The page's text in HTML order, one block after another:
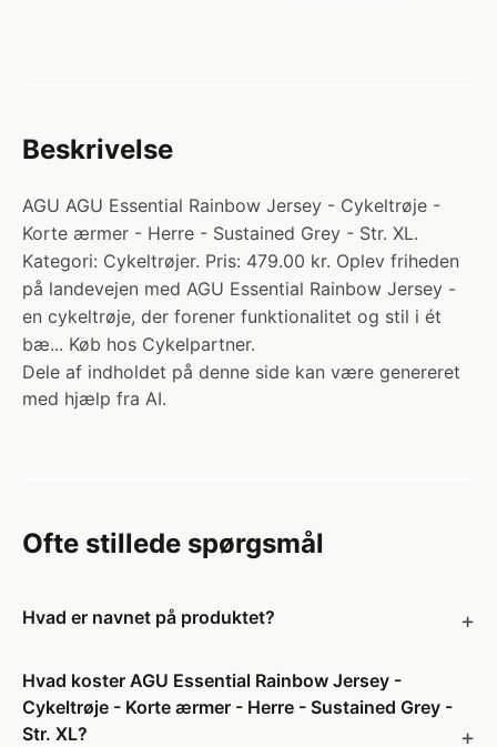
Beskrivelse
AGU AGU Essential Rainbow Jersey - Cykeltrøje -
Korte ærmer - Herre - Sustained Grey - Str. XL.
Kategori: Cykeltrøjer. Pris: 479.00 kr. Oplev friheden
på landevejen med AGU Essential Rainbow Jersey -
en cykeltrøje, der forener funktionalitet og stil i ét
bæ... Køb hos Cykelpartner.
Dele af indholdet på denne side kan være genereret
med hjælp fra AI.
Ofte stillede spørgsmål
Hvad er navnet på produktet?
Hvad koster AGU Essential Rainbow Jersey -
Cykeltrøje - Korte ærmer - Herre - Sustained Grey -
Str. XL?